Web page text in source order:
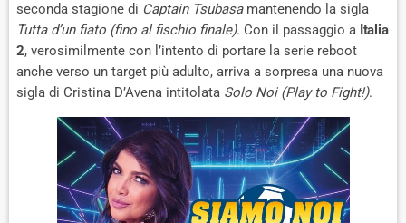
seconda stagione di Captain Tsubasamantenendo la sigla
Tutta d’un fiato (fino al fischio finale). Con il passaggio a Italia
2, verosimilmente con l’intento di portare la serie reboot
anche verso un target più adulto, arriva a sorpresa una nuova
sigla di Cristina D’Avena intitolata Solo Noi (Play to Fight!).